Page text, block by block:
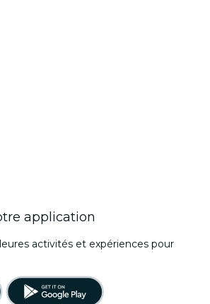
application
activités et expériences pour